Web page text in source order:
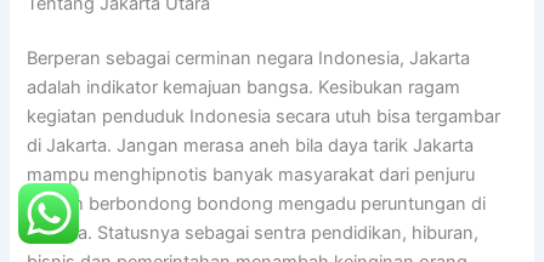
Berperan sebagai cerminan negara Indonesia, Jakarta
adalah indikator kemajuan bangsa. Kesibukan ragam
kegiatan penduduk Indonesia secara utuh bisa tergambar
di Jakarta. Jangan merasa aneh bila daya tarik Jakarta
mampu menghipnotis banyak masyarakat dari penjuru
daerah berbondong bondong mengadu peruntungan di
ibukota. Statusnya sebagai sentra pendidikan, hiburan,